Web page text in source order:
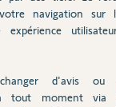
ici sans le cacher.
votre navigation
expérience
d'avis ou
à tout moment via